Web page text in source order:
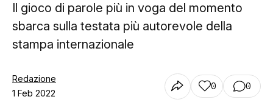
Chi siamo
Contatti
Il gioco di parole più in voga del momento
sbarca sulla testata più autorevole della
stampa internazionale
Redazione
1 Feb 2022
0 0